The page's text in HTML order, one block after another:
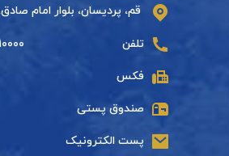
قم، پردیسان، بلوار امام
تلفن
فکس
صندوق پستی
پست الکترونیک